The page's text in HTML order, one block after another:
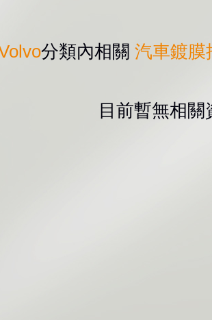
分類內相關 汽車鍍
目前暫無相關